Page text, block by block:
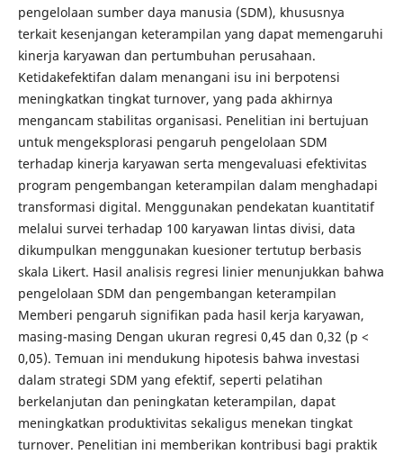
pengelolaan sumber daya manusia (SDM), khususnya
terkait kesenjangan keterampilan yang dapat memengaruhi
kinerja karyawan dan pertumbuhan perusahaan.
Ketidakefektifan dalam menangani isu ini berpotensi
meningkatkan tingkat turnover, yang pada akhirnya
mengancam stabilitas organisasi. Penelitian ini bertujuan
untuk mengeksplorasi pengaruh pengelolaan SDM
terhadap kinerja karyawan serta mengevaluasi efektivitas
program pengembangan keterampilan dalam menghadapi
transformasi digital. Menggunakan pendekatan kuantitatif
melalui survei terhadap 100 karyawan lintas divisi, data
dikumpulkan menggunakan kuesioner tertutup berbasis
skala Likert. Hasil analisis regresi linier menunjukkan bahwa
pengelolaan SDM dan pengembangan keterampilan
Memberi pengaruh signifikan pada hasil kerja karyawan,
masing-masing Dengan ukuran regresi 0,45 dan 0,32 (p <
0,05). Temuan ini mendukung hipotesis bahwa investasi
dalam strategi SDM yang efektif, seperti pelatihan
berkelanjutan dan peningkatan keterampilan, dapat
meningkatkan produktivitas sekaligus menekan tingkat
turnover. Penelitian ini memberikan kontribusi bagi praktik